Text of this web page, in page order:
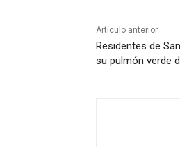
Artículo anterior
Residentes de
su pulmón verde